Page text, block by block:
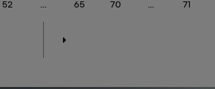
52 65 70 71